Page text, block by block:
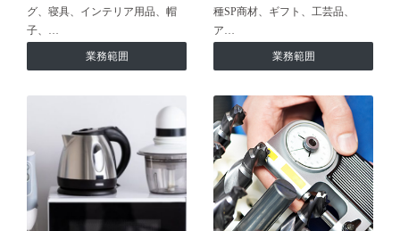
グ、寝具、インテリア用品、帽
子、…
業務範囲
種SP商材、ギフト、工芸品、
ア…
業務範囲